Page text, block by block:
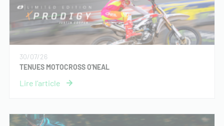
30/07/26
TENUES MOTOCROSS O'NEAL